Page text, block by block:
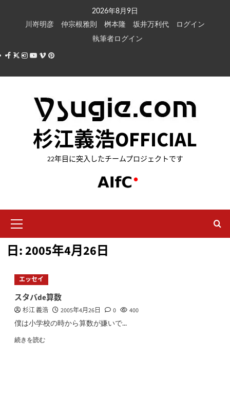
キ
2026年8月9日
川嵜明彦
仲宗根雅則 桝本隆 坂井万利代
ログイン
執筆者ログイン
Facebook
X Instagram
Youtube
VimeoPinterest
杉江義浩OFFICIAL
22年目に突入したチームプロジェクトです
イ
ン
メ
ー
日:2005年4月26日
エッセイ
スタバde算数
杉江 義浩 2005年4月26日 0 400
僕は小学校の時から算数が嫌いで...
続きを読む